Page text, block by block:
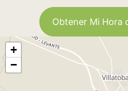
Obtener Mi Hora
+
−